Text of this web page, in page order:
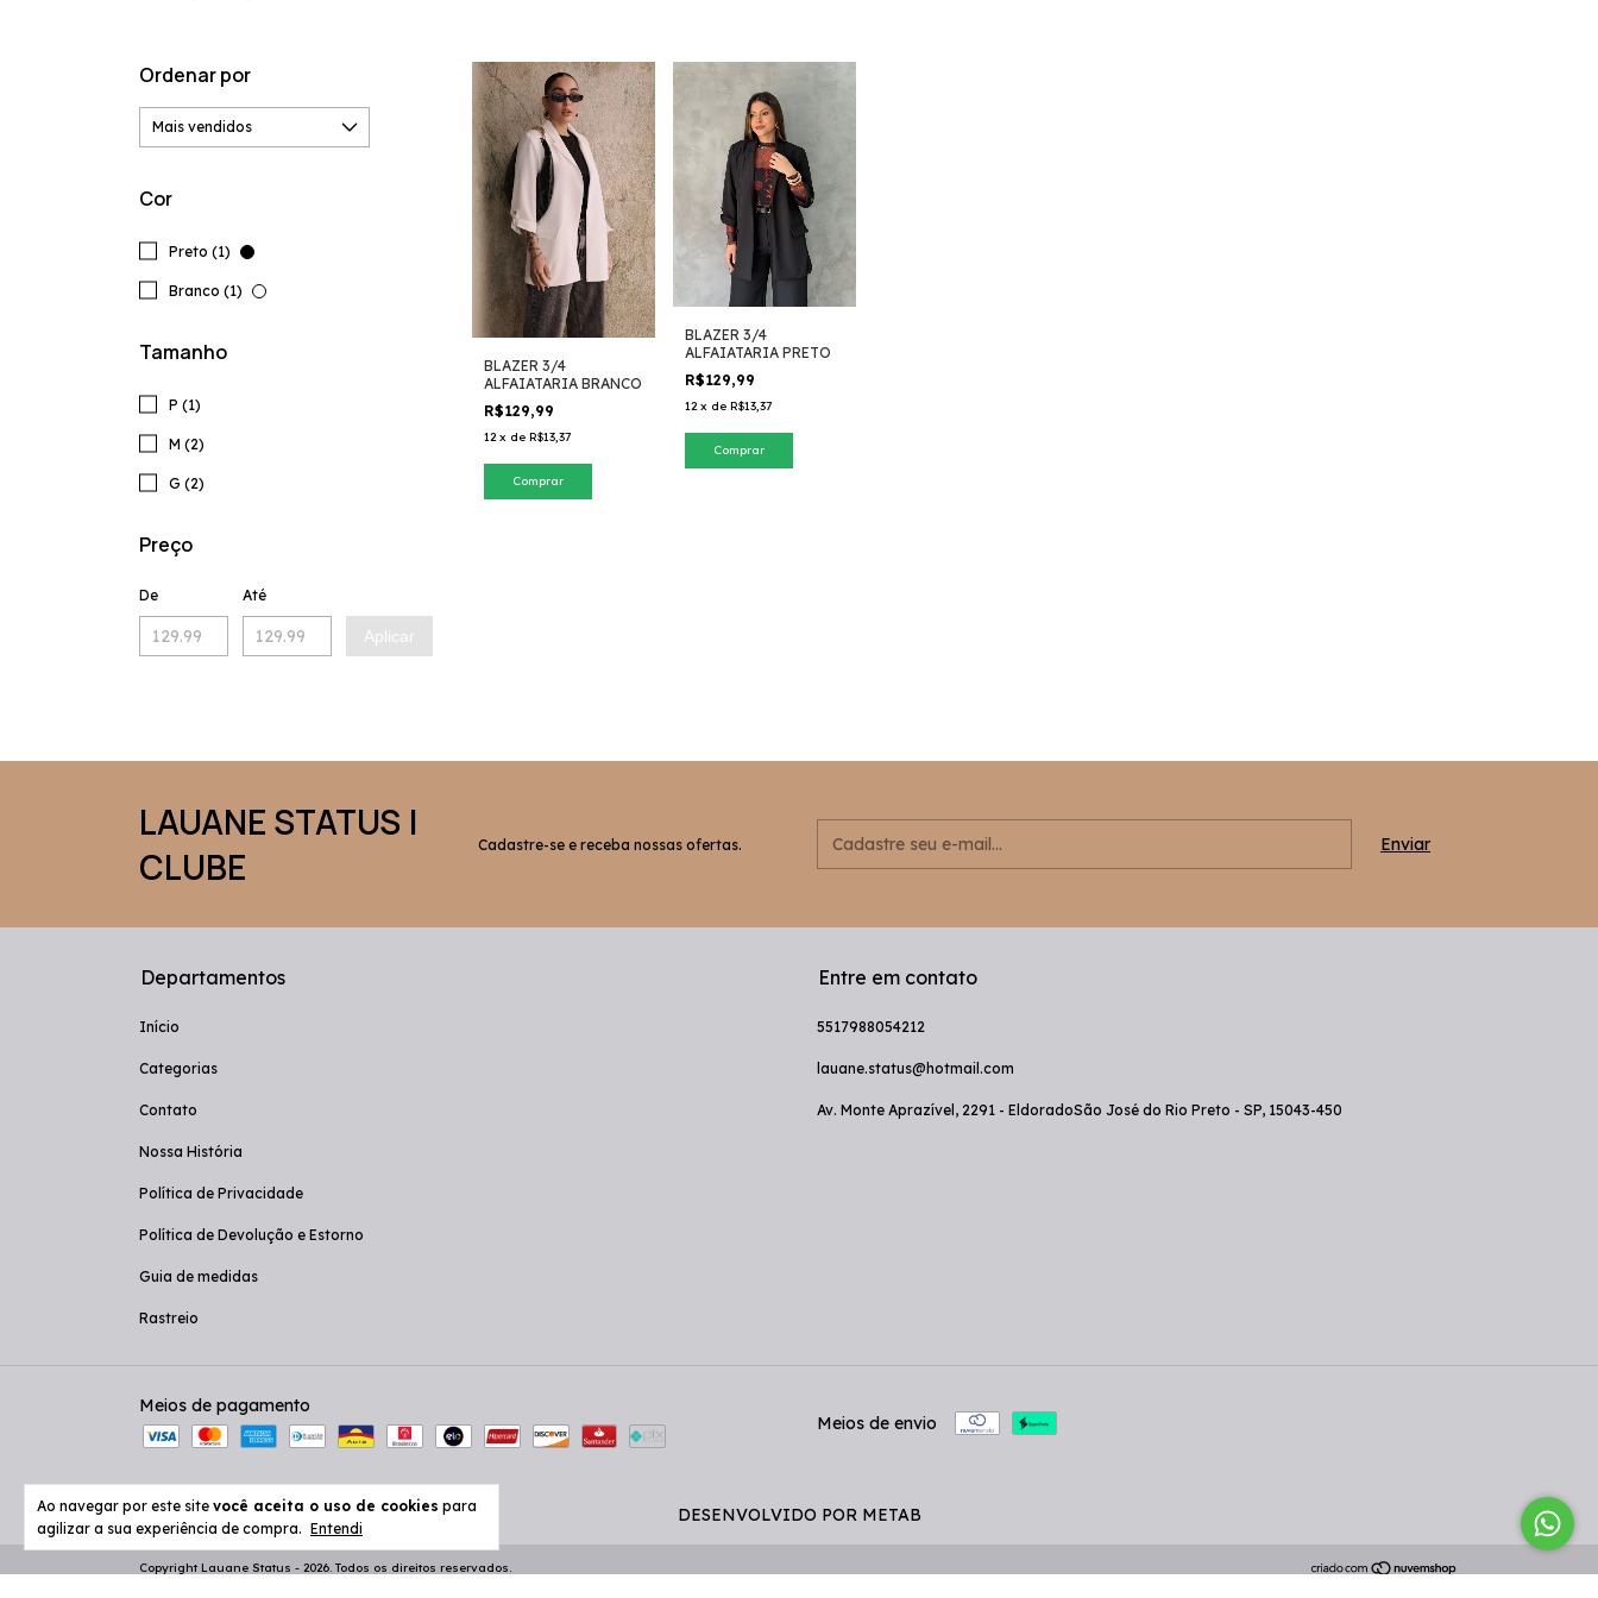
Ao navegar por este site você aceita o uso de cookies para
agilizar a sua experiência de compra. Entendi
Ordenar por
Cor
Preto (1)
Branco (1)
Tamanho
P (1)
M (2)
G (2)
Preço
De Até
Aplicar
BLAZER 3/4
ALFAIATARIA BRANCO
R$129,99
12 x de R$13,37
Comprar
BLAZER 3/4
ALFAIATARIA PRETO
R$129,99
12 x de R$13,37
Comprar
LAUANE STATUS |
CLUBE
Cadastre-se e receba nossas ofertas.
Departamentos
Início
Categorias
Contato
Nossa História
Política de Privacidade
Política de Devolução e Estorno
Guia de medidas
Rastreio
Entre em contato
5517988054212
lauane.status@hotmail.com
Av. Monte Aprazível, 2291 - EldoradoSão José do Rio Preto - SP, 15043-450
Meios de pagamento
Meios de envio
DESENVOLVIDO POR METAB
Copyright Lauane Status - 2026. Todos os direitos reservados.